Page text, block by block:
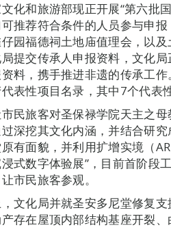
化和旅游部现正开展“第六批
推荐符合条件的人员参与申
园福德祠土地庙值理会，以
提交传承人申报资料，文化
料，携手推进非遗的传承工
表性项目名录，其中7个代表
民旅客对圣保禄学院天主之
过深挖其文化内涵，并结合研
有面貌，并利用扩增实境（
式数字体验展”，目前首阶段
市民旅客参观。
文化局并就圣安多尼堂修复
存在屋顶内部结构基座开裂